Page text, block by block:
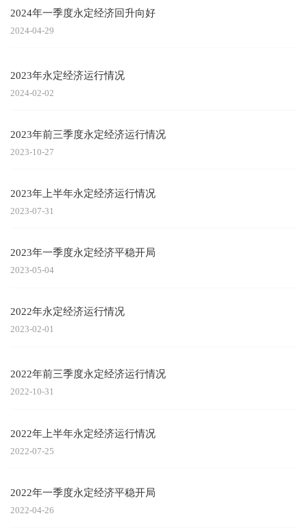
2024年一季度永定经济回升向好
2024-04-29
2023年永定经济运行情况
2024-02-02
2023年前三季度永定经济运行情况
2023-10-27
2023年上半年永定经济运行情况
2023-07-31
2023年一季度永定经济平稳开局
2023-05-04
2022年永定经济运行情况
2023-02-01
2022年前三季度永定经济运行情况
2022-10-31
2022年上半年永定经济运行情况
2022-07-25
2022年一季度永定经济平稳开局
2022-04-26